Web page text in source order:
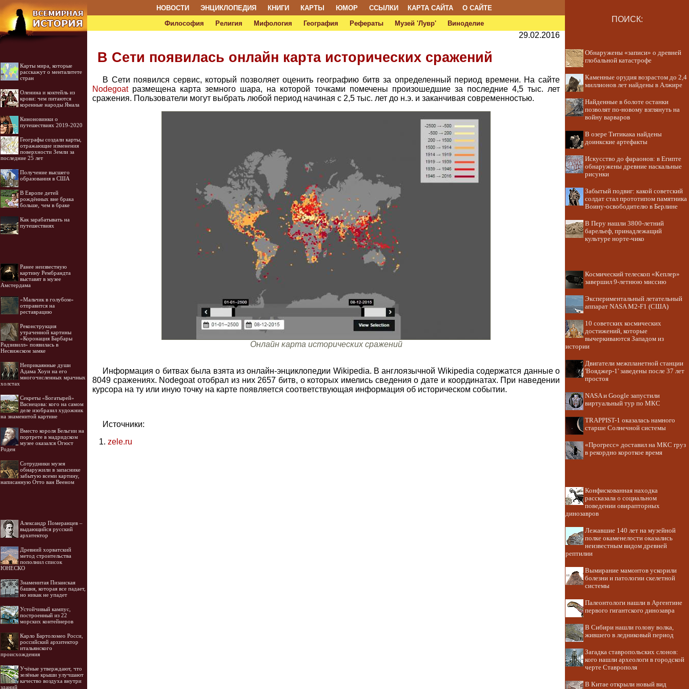
НОВОСТИ ЭНЦИКЛОПЕДИЯ КНИГИ КАРТЫ ЮМОР ССЫЛКИ КАРТА САЙТА
О САЙТЕ
Философия
Религия Мифология География Рефераты Музей 'Лувр' Виноделие ПОИСК:
Карты мира, которые
расскажут о менталитете
стран
Оленина и коктейль из
крови: чем питаются
коренные народы Ямала
Киноновинки о
путешествиях 2019-2020
Географы создали карты,
отражающие изменения
поверхности Земли за
последние 25 лет
Получение высшего
образования в США
В Европе детей
рождённых вне брака
больше, чем в браке
Как зарабатывать на
путешествиях
Ранее неизвестную
картину Рембрандта
выставят в музее
Амстердама
«Мальчик в голубом»
отправится на
реставрацию
Реконструкция
утраченной картины
«Коронация Барбары
Радзивилл» появилась в
Несвижском замке
Неприкаянные души
Адама Хоуи на его
многочисленных мрачных
холстах
Секреты «Богатырей»
Васнецова: кого на самом
деле изобразил художник
на знаменитой картине
Вместо короля Бельгии на
портрете в мадридском
музее оказался Огюст
Роден
Cотрудники музея
обнаружили в запаснике
забытую всеми картину,
написанную Отто ван Вееном
Александр Померанцев –
выдающийся русский
архитектор
Древний хорватский
метод строительства
пополнил список
ЮНЕСКО
Знаменитая Пизанская
башня, которая все падает,
но никак не упадет
Устойчивый кампус,
построенный из 22
морских контейнеров
Карло Бартоломео Росси,
российский архитектор
итальянского
происхождения
Учёные утверждают, что
зелёные крыши улучшают
качество воздуха внутри
зданий
29.02.2016
В Сети появилась онлайн карта исторических сражений
В Сети появился сервис, который позволяет оценить географию битв за определенный период времени. На сайте
Nodegoatразмещена карта земного шара, на которой точками помечены произошедшие за последние 4,5 тыс. лет
сражения. Пользователи могут выбрать любой период начиная с 2,5 тыс. лет до н.э. и заканчивая современностью.
Онлайн карта исторических сражений
Информация о битвах была взята из онлайн-энциклопедии Wikipedia. В англоязычной Wikipedia содержатся данные о
8049 сражениях. Nodegoat отобрал из них 2657 битв, о которых имелись сведения о дате и координатах. При наведении
курсора на ту или иную точку на карте появляется соответствующая информация об историческом событии.
Источники:
zele.ru
Обнаружены «записи» о древней
глобальной катастрофе
Каменные орудия возрастом до 2,4
миллионов лет найдены в Алжире
Найденные в болоте останки
позволят по-новому взглянуть на
войну варваров
В озере Титикака найдены
доинкские артефакты
Искусство до фараонов: в Египте
обнаружены древние наскальные
рисунки
Забытый подвиг: какой советский
солдат стал прототипом памятника
Воину-освободителю в Берлине
В Перу нашли 3800-летний
барельеф, принадлежащий
культуре норте-чико
Космический телескоп «Кеплер»
завершил 9-летнюю миссию
Экспериментальный летательный
аппарат NASA M2-F1 (США)
10 советских космических
достижений, которые
вычеркиваются Западом из
истории
Двигатели межпланетной станции
'Вояджер-1' заведены после 37 лет
простоя
NASA и Google запустили
виртуальный тур по МКС
TRAPPIST-1 оказалась намного
старше Солнечной системы
«Прогресс» доставил на МКС груз
в рекордно короткое время
Конфискованная находка
рассказала о социальном
поведении овирапторных
динозавров
Лежавшие 140 лет на музейной
полке окаменелости оказались
неизвестным видом древней
рептилии
Вымирание мамонтов ускорили
болезни и патологии скелетной
системы
Палеонтологи нашли в Аргентине
первого гигантского динозавра
В Сибири нашли голову волка,
жившего в ледниковый период
Загадка ставропольских слонов:
кого нашли археологи в городской
черте Ставрополя
В Китае открыли новый вид